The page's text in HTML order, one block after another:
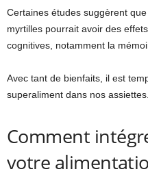
Certaines études suggèrent
myrtilles pourrait avoir des
cognitives, notamment la
Avec tant de bienfaits, il est
superaliment dans nos assiettes.
Comment
votre